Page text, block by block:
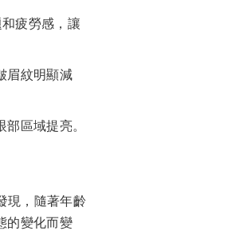
疲勞感，讓
眉紋明顯減
區域提亮。
，隨著年齡
的變化而變